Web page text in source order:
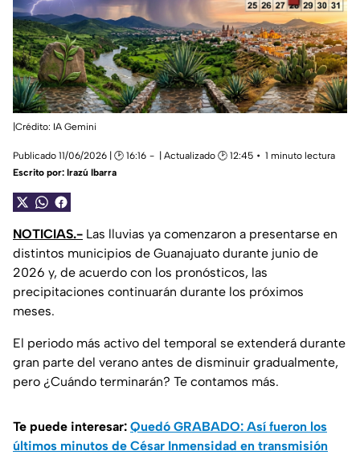
|Crédito: IA Gemini
Publicado 11/06/2026 | 🕑 16:16 | Actualizado 🕑 12:45
1 minuto lectura
Escrito por: Irazú Ibarra
NOTICIAS.- Las lluvias ya comenzaron a presentarse en
distintos municipios de Guanajuato durante junio de
2026 y, de acuerdo con los pronósticos, las
precipitaciones continuarán durante los próximos
meses.
El periodo más activo del temporal se extenderá durante
gran parte del verano antes de disminuir gradualmente,
pero ¿Cuándo terminarán? Te contamos más.
Te puede interesar: Quedó GRABADO: Así fueron los
últimos minutos de César Inmensidad en transmisión